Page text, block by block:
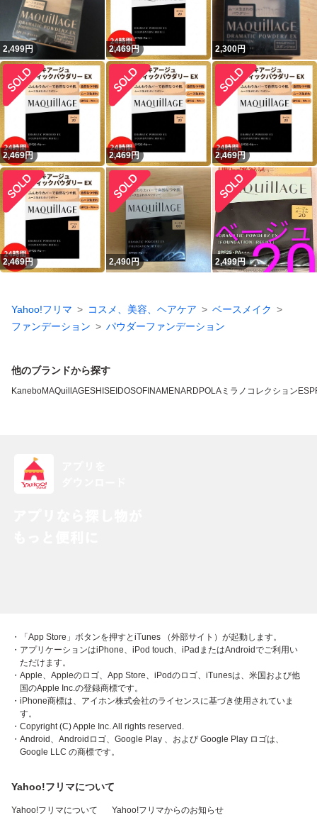
2,499円 2,469円 2,300円
2,469円 2,469円 2,469円
2,469円 2,490円 2,499円
Yahoo!フリマ コスメ、美容、ヘアケア
ベースメイク
ファンデーション
パウダーファンデーション
他のブランドから探す
KaneboMAQuillAGESHISEIDOSOFINAMENARD POLA ミラノコレクション
・「App Store」ボタンを押すとiTunes （外部サイト）が起動します。
・アプリケーションはiPhone、iPod touch、iPadまたはAndroidでご利用い
ただけます。
・Apple、Appleのロゴ、App Store、iPodのロゴ、iTunesは、米国および他
国のApple Inc.の登録商標です。
・iPhone商標は、アイホン株式会社のライセンスに基づき使用されていま
す。
・Copyright (C) Apple Inc. All rights reserved.
・Android、Androidロゴ、Google Play 、および Google Play ロゴは、
Google LLC の商標です。
Yahoo!フリマについて
Yahoo!フリマについて Yahoo!フリマからのお知らせ